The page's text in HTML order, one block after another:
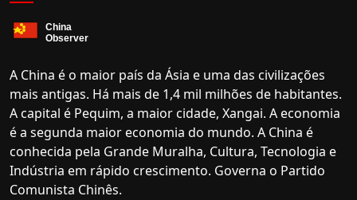
A China é o maior país da Ásia e uma das civilizações
mais antigas. Há mais de 1,4 mil milhões de habitantes.
A capital é Pequim, a maior cidade, Xangai. A economia
é a segunda maior economia do mundo. A China é
conhecida pela Grande Muralha, Cultura, Tecnologia e
Indústria em rápido crescimento. Governa o Partido
Comunista Chinês.